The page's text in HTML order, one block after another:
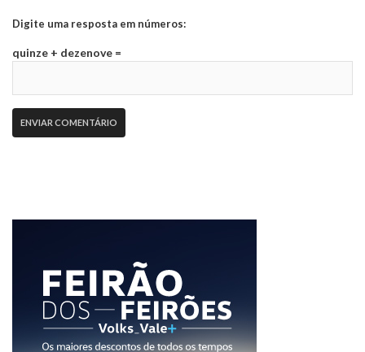
Digite uma resposta em números:
quinze + dezenove =